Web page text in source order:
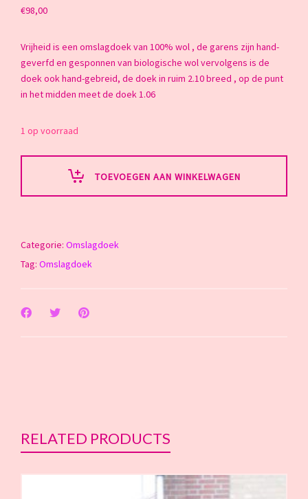
€98,00
Vrijheid is een omslagdoek van 100% wol , de garens zijn hand-
geverfd en gesponnen van biologische wol vervolgens is de
doek ook hand-gebreid, de doek in ruim 2.10 breed , op de punt
in het midden meet de doek 1.06
1 op voorraad
TOEVOEGEN AAN WINKELWAGEN
Categorie: Omslagdoek
Tag: Omslagdoek
RELATED PRODUCTS